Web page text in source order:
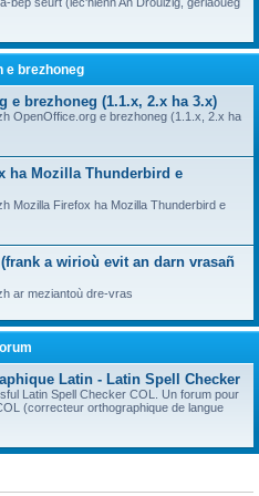
e brezhoneg
e brezhoneg (1.1.x, 2.x ha 3.x)
OpenOffice.org e brezhoneg (1.1.x, 2.x ha
ha Mozilla Thunderbird e
Mozilla Firefox ha Mozilla Thunderbird e
a wirioù evit an darn vrasañ
ar meziantoù dre-vras
Latin - Latin Spell Checker
Latin Spell Checker COL. Un forum pour
(correcteur orthographique de langue